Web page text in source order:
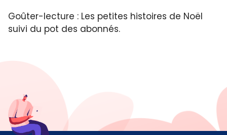
Goûter-lecture : Les petites histoires de Noël
suivi du pot des abonnés.